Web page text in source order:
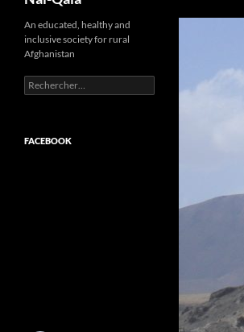
An educated, healthy and
inclusive society for rural
Afghanistan
Rechercher :
FACEBOOK